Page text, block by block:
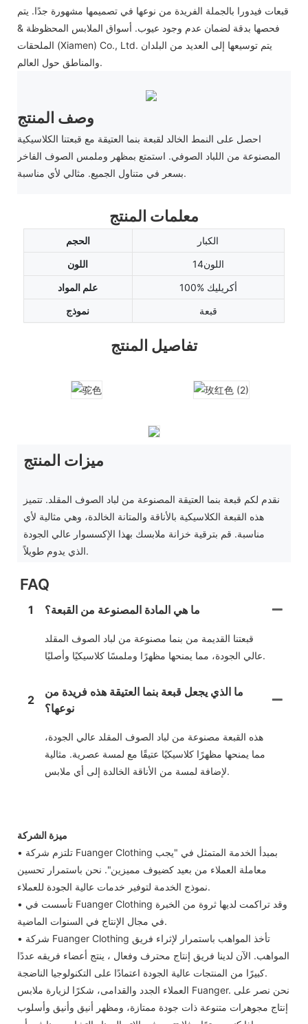
قبعات فيدورا بالجملة الفريدة من نوعها في تصميمها مشهورة جدًا. يتم
فحصها بدقة لضمان عدم وجود عيوب. أسواق الملابس المحظوظة &
الملحقات (Xiamen) Co., Ltd. يتم توسيعها إلى العديد من البلدان
والمناطق حول العالم.
وصف المنتج
احصل على النمط الخالد لقبعة بنما العتيقة مع قبعتنا الكلاسيكية
المصنوعة من اللباد الصوفي. استمتع بمظهر وملمس الصوف الفاخر
بسعر في متناول الجميع. مثالي لأي مناسبة.
معلمات المنتج
الحجم
الكبار
اللون
اللون14
علم المواد
100% أكريليك
نموذج
قبعة
تفاصيل المنتج
ميزات المنتج
نقدم لكم قبعة بنما العتيقة المصنوعة من لباد الصوف المقلد. تتميز
هذه القبعة الكلاسيكية بالأناقة والمتانة الخالدة، وهي مثالية لأي
مناسبة. قم بترقية خزانة ملابسك بهذا الإكسسوار عالي الجودة
الذي يدوم طويلاً.
FAQ
1 ما هي المادة المصنوعة من القبعة؟
قبعتنا القديمة من بنما مصنوعة من لباد الصوف المقلد
عالي الجودة، مما يمنحها مظهرًا وملمسًا كلاسيكيًا وأصليًا.
2
ما الذي يجعل قبعة بنما العتيقة هذه فريدة من
نوعها؟
هذه القبعة مصنوعة من لباد الصوف المقلد عالي الجودة،
مما يمنحها مظهرًا كلاسيكيًا عتيقًا مع لمسة عصرية. مثالية
لإضافة لمسة من الأناقة الخالدة إلى أي ملابس.
ميزة الشركة
• تلتزم شركة Fuanger Clothing بمبدأ الخدمة المتمثل في "يجب
معاملة العملاء من بعيد كضيوف مميزين". نحن باستمرار تحسين
نموذج الخدمة لتوفير خدمات عالية الجودة للعملاء.
• تأسست في Fuanger Clothing وقد تراكمت لديها ثروة من الخبرة
في مجال الإنتاج في السنوات الماضية.
• شركة Fuanger Clothing تأخذ المواهب باستمرار لإثراء فريق
المواهب. الآن لدينا فريق إنتاج محترف وفعال ، ينتج أعضاء فريقه عددًا
كبيرًا من المنتجات عالية الجودة اعتمادًا على التكنولوجيا الناضجة.
العملاء الجدد والقدامى، شكرًا لزيارة ملابس Fuanger. نحن نصر على
إنتاج مجوهرات متنوعة ذات جودة ممتازة، ومظهر أنيق وأنيق وأسلوب